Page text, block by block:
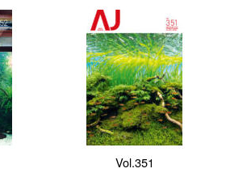
Vol.351